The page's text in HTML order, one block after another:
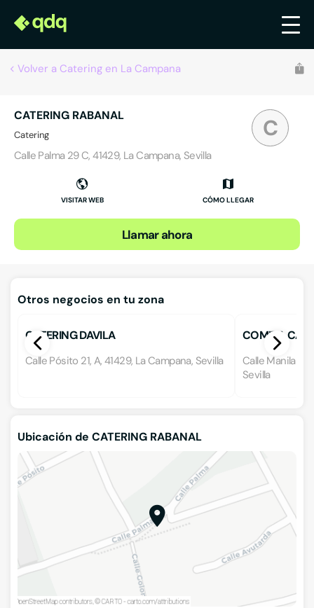
Volver a Catering en La Campana
C
CATERING RABANAL
Catering
Calle Palma 29 C, 41429, La Campana, Sevilla
VISITAR WEB CÓMO LLEGAR
Llamar ahora
Otros negocios en tu zona
CATERING DAVILA
Calle Pósito 21, A, 41429, La Campana, Sevilla
COMIDA
Calle Manila 1,
Sevilla
Ubicación de CATERING RABANAL